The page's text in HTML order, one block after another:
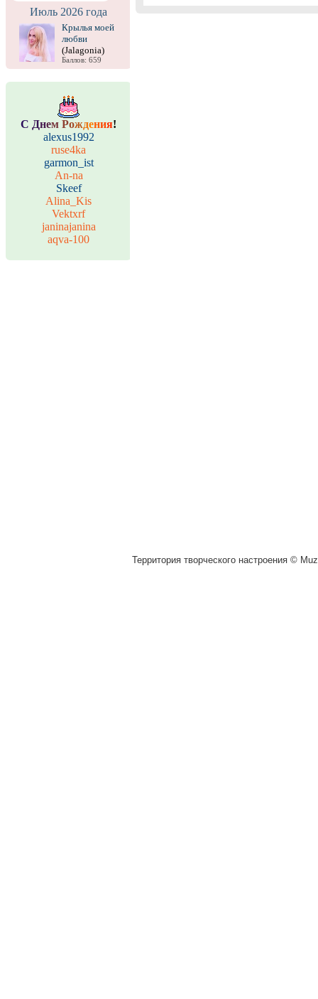
Июль 2026 года
Крылья моей
любви
(Jalagonia)
Баллов: 659
С Днем Рождения!
alexus1992
ruse4ka
garmon_ist
An-na
Skeef
Alina_Kis
Vektxrf
janinajanina
aqva-100
Территория творческого настроения ©